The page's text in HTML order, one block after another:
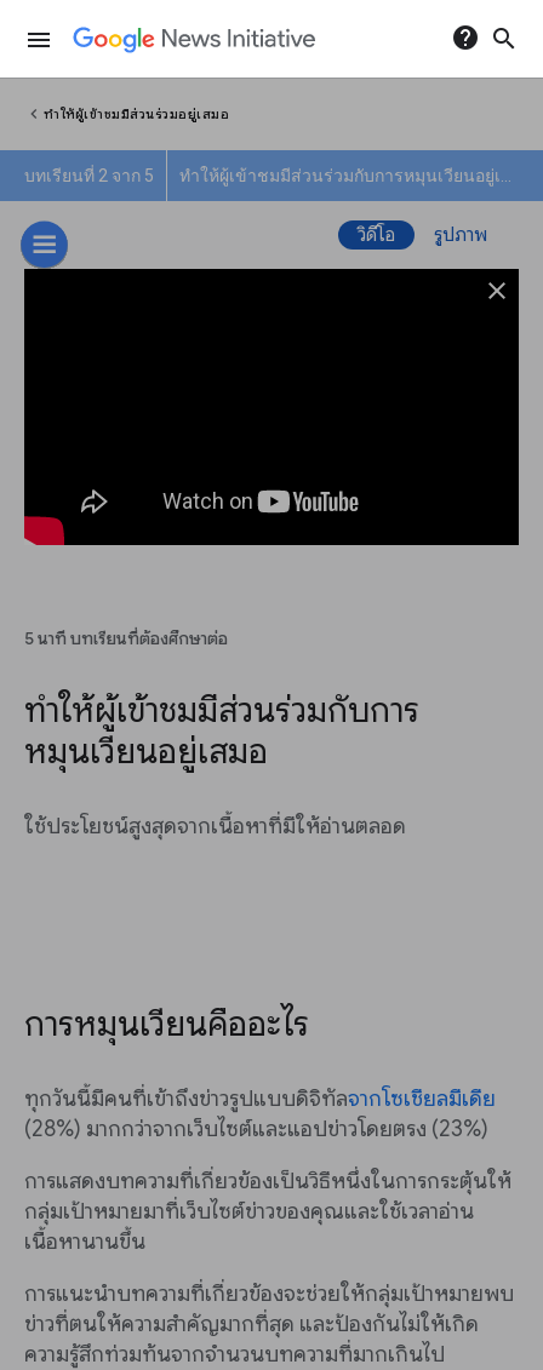
menu help search
chevron_left ทำให้ผู้เข้าชมมีส่วนร่วมอยู่เสมอ
บทเรียนที่ 2 จาก 5
วิดีโอ รูปภาพ
close
5 นาที บทเรียนที่ต้องศึกษาต่อ
ทำให้ผู้เข้าชมมีส่วนร่วมกับการ
หมุนเวียนอยู่เสมอ
ใช้ประโยชน์สูงสุดจากเนื้อหาที่มีให้อ่านตลอด
การหมุนเวียนคืออะไร
ทุกวันนี้มีคนที่เข้าถึงข่าวรูปแบบดิจิทัลจากโซเชียลมีเดีย
(28%) มากกว่าจากเว็บไซต์และแอปข่าวโดยตรง (23%)
การแสดงบทความที่เกี่ยวข้องเป็นวิธีหนึ่งในการกระตุ้นให้
กลุ่มเป้าหมายมาที่เว็บไซต์ข่าวของคุณและใช้เวลาอ่าน
เนื้อหานานขึ้น
การแนะนำบทความที่เกี่ยวข้องจะช่วยให้กลุ่มเป้าหมายพบ
ข่าวที่ตนให้ความสำคัญมากที่สุด และป้องกันไม่ให้เกิด
ความรู้สึกท่วมท้นจากจำนวนบทความที่มากเกินไป